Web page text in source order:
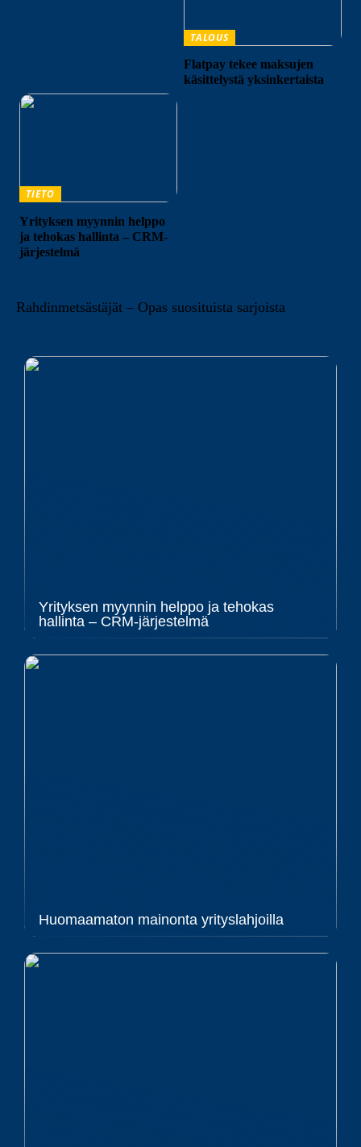
TALOUS
Flatpay tekee maksujen
käsittelystä yksinkertaista
TIETO
Yrityksen myynnin helppo
ja tehokas hallinta – CRM-
järjestelmä
Rahdinmetsästäjät – Opas suosituista sarjoista
Yrityksen myynnin helppo ja tehokas
hallinta – CRM-järjestelmä
Huomaamaton mainonta yrityslahjoilla